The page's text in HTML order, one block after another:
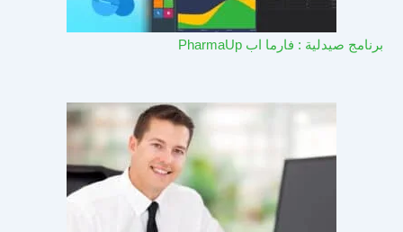
برنامج صيدلية : فارما اب PharmaUp​